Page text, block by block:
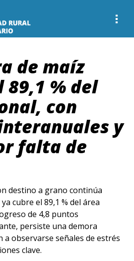
de maíz
89,1 % del
con
y
falta de
destino a grano continúa
cubre el 89,1 % del área
de 4,8 puntos
persiste una demora
a observarse señales de estrés
clave.